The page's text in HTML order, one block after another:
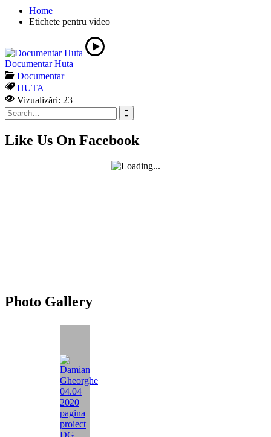
Home
Etichete pentru video
Documentar Huta
Documentar
HUTA
Vizualizări: 23
Search
for:
Like Us On Facebook
Photo Gallery